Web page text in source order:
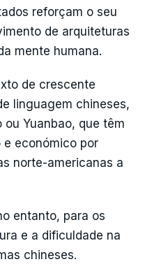
reforçam o seu
de arquiteturas
mente humana.
de crescente
linguagem chineses,
ou Yuanbao, que têm
económico por
norte-americanas a
entanto, para os
e a dificuldade na
chineses.